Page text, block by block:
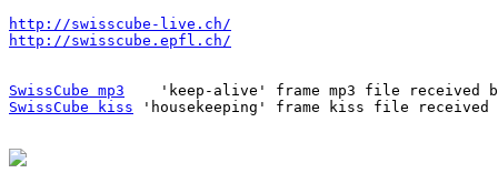
http://swisscube-live.ch/
http://swisscube.epfl.ch/
SwissCube mp3
SwissCube kiss 'housekeeping' frame kiss file received